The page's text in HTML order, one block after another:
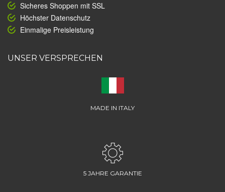
Sicheres Shoppen mit SSL
Höchster Datenschutz
Einmalige Preisleistung
UNSER VERSPRECHEN
MADE IN ITALY
5 JAHRE GARANTIE